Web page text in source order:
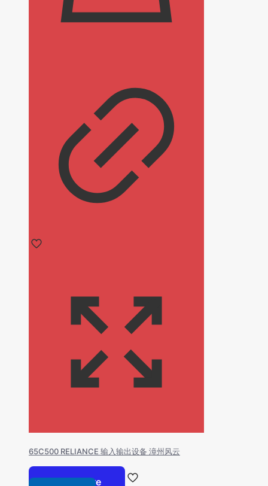
65C500 RELIANCE 输入输出设备 漳州风云
Read more